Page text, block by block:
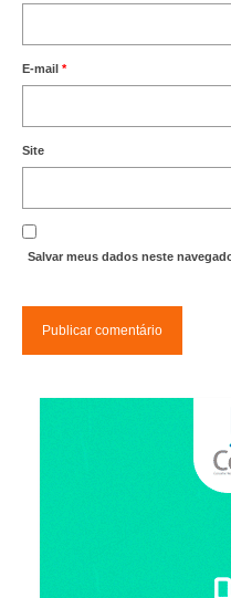
Desagravo
Processos Éticos
Para Você
Procedimento
Clube de
Valores dos
Reserva de
E-mail *
Site
Salvar meus dados neste